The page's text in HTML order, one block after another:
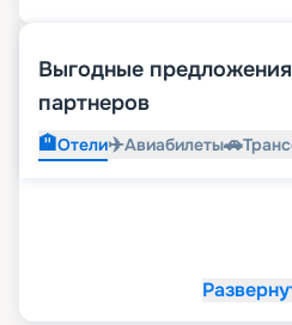
Выгодные
партнеров
🏨Отели✈️Авиабилеты🚗